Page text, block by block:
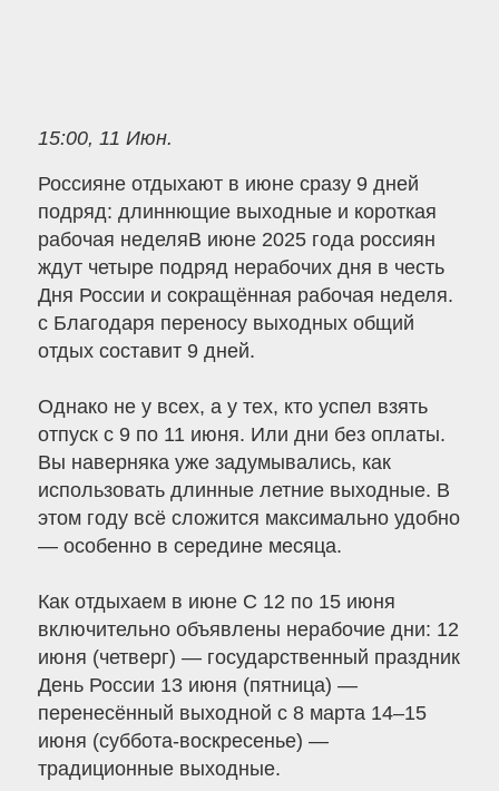
15:00, 11 Июн.
Россияне отдыхают в июне сразу 9 дней
подряд: длиннющие выходные и короткая
рабочая неделяВ июне 2025 года россиян
ждут четыре подряд нерабочих дня в честь
Дня России и сокращённая рабочая неделя.
с Благодаря переносу выходных общий
отдых составит 9 дней.
Однако не у всех, а у тех, кто успел взять
отпуск с 9 по 11 июня. Или дни без оплаты.
Вы наверняка уже задумывались, как
использовать длинные летние выходные. В
этом году всё сложится максимально удобно
— особенно в середине месяца.
Как отдыхаем в июне С 12 по 15 июня
включительно объявлены нерабочие дни: 12
июня (четверг) — государственный праздник
День России 13 июня (пятница) —
перенесённый выходной с 8 марта 14–15
июня (суббота-воскресенье) —
традиционные выходные.